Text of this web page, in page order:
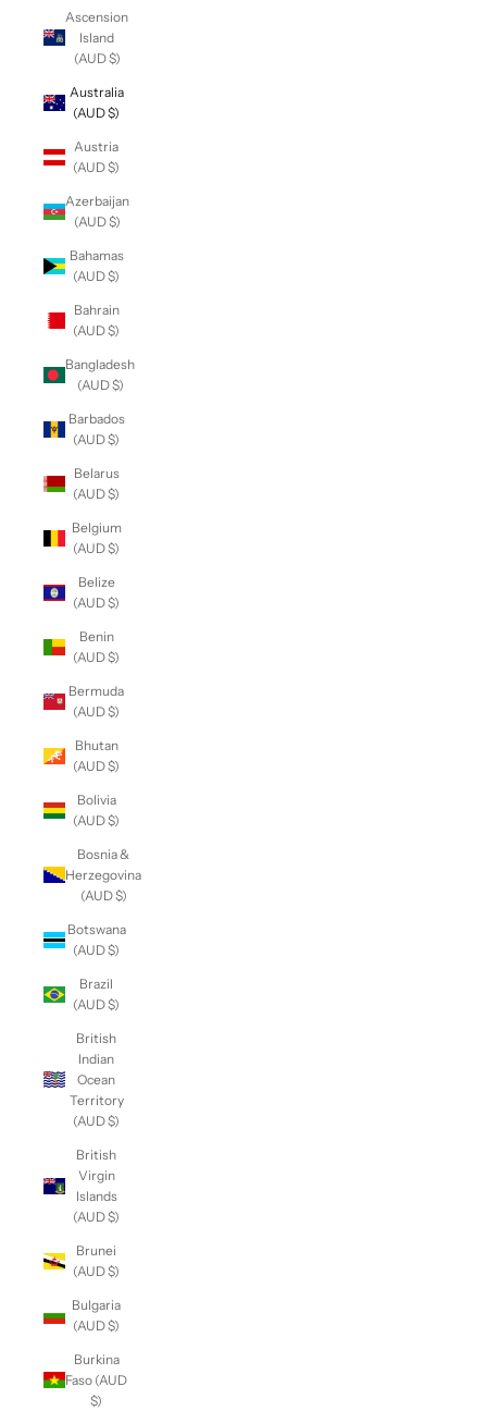
Ascension
Island
(AUD $)
Australia
(AUD $)
Austria
(AUD $)
Azerbaijan
(AUD $)
Bahamas
(AUD $)
Bahrain
(AUD $)
Bangladesh
(AUD $)
Barbados
(AUD $)
Belarus
(AUD $)
Belgium
(AUD $)
Belize
(AUD $)
Benin
(AUD $)
Bermuda
(AUD $)
Bhutan
(AUD $)
Bolivia
(AUD $)
Bosnia &
Herzegovina
(AUD $)
Botswana
(AUD $)
Brazil
(AUD $)
British
Indian
Ocean
Territory
(AUD $)
British
Virgin
Islands
(AUD $)
Brunei
(AUD $)
Bulgaria
(AUD $)
Burkina
Faso (AUD
$)